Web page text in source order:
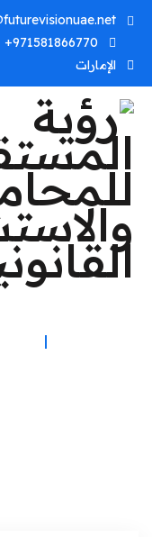
971581866770+
الإمارات